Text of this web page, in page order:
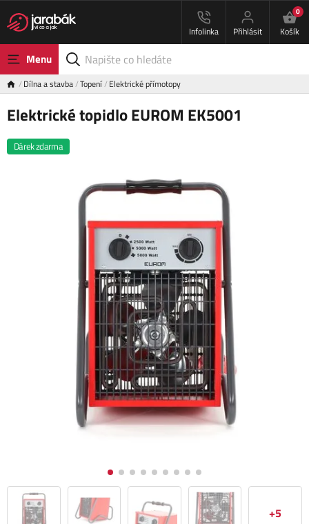
Infolinka Přihlásit
0
Košík
Menu
Dílna a stavba Topení Elektrické přímotopy
Elektrické topidlo EUROM EK5001
Dárek zdarma
+5